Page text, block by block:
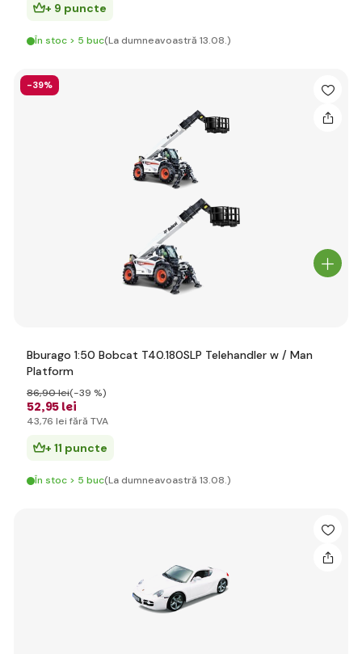
+ 9 puncte
În stoc > 5 buc(La dumneavoastră 13.08.)
-39%
Bburago 1:50 Bobcat T40.180SLP Telehandler w / Man
Platform
52,95 lei
86,90 lei(-39 %)
43,76 lei fără TVA
+ 11 puncte
În stoc > 5 buc(La dumneavoastră 13.08.)